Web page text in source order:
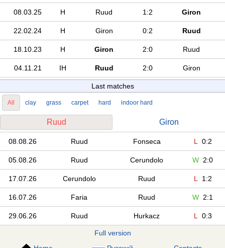
08.03.25 H Ruud 1:2 Giron
22.02.24 H Giron 0:2 Ruud
18.10.23 H Giron 2:0 Ruud
04.11.21 IH Ruud 2:0 Giron
Last matches
All clay grass carpet hard indoor hard
Ruud Giron
08.08.26 Ruud Fonseca L 0:2
05.08.26 Ruud Cerundolo W 2:0
17.07.26 Cerundolo Ruud L 1:2
16.07.26 Faria Ruud W 2:1
29.06.26 Ruud Hurkacz L 0:3
Full version